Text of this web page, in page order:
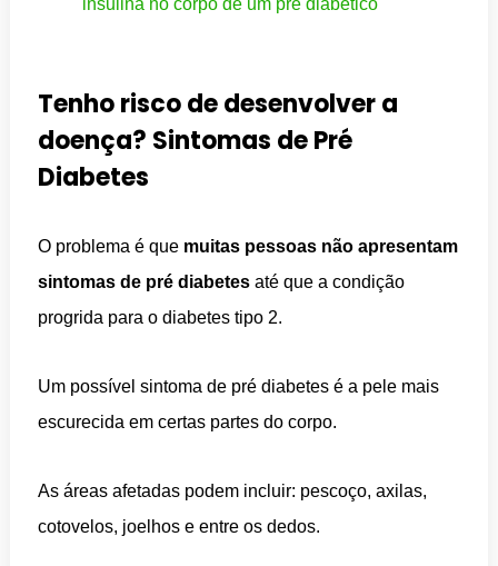
Tenho risco de desenvolver a
doença? Sintomas de Pré
Diabetes
O problema é que muitas pessoas não apresentam
sintomas de pré diabetes até que a condição
progrida para o diabetes tipo 2.
Um possível sintoma de pré diabetes é a pele mais
escurecida em certas partes do corpo.
As áreas afetadas podem incluir: pescoço, axilas,
cotovelos, joelhos e entre os dedos.